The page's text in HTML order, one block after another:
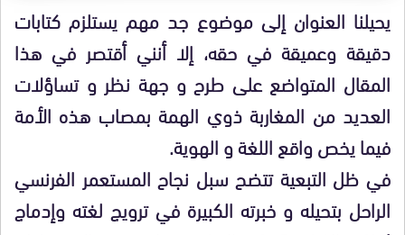
يحيلنا العنوان إلى موضوع جد مهم يستلزم كتابات
دقيقة وعميقة في حقه، إلا أنني أقتصر في هذا
المقال المتواضع على طرح و جهة نظر و تساؤلات
العديد من المغاربة ذوي الهمة بمصاب هذه الأمة
فيما يخص واقع اللغة و الهوية.
في ظل التبعية تتضح سبل نجاح المستعمر الفرنسي
الراحل بتحيله و خبرته الكبيرة في ترويج لغته وإدماج